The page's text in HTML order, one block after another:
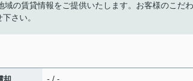
の賃貸情報をご提供いたします。お客様のこだわ
さい。
却 - / -